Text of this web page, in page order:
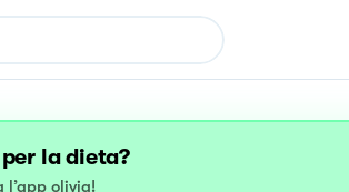
la dieta?
olivia!